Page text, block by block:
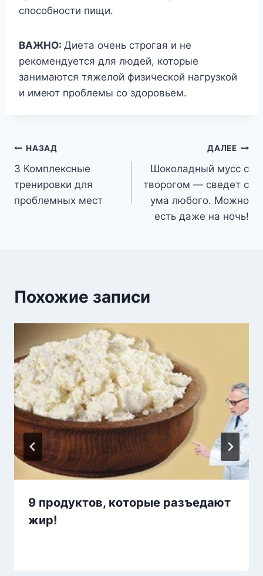
способности пищи.
ВАЖНО: Диета очень строгая и не
рекомендуется для людей, которые
занимаются тяжелой физической нагрузкой
и имеют проблемы со здоровьем.
Навигация
по
записям
НАЗАД
3 Комплексные
тренировки для
проблемных мест
ДАЛЕЕ
Шоколадный мусс с
творогом — сведет с
ума любого. Можно
есть даже на ночь!
Похожие записи
9 продуктов, которые разъедают
жир!